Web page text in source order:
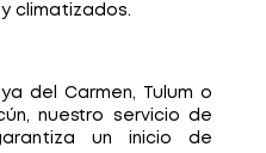
climatizados.
del Carmen, Tulum o
nuestro servicio de
un inicio de